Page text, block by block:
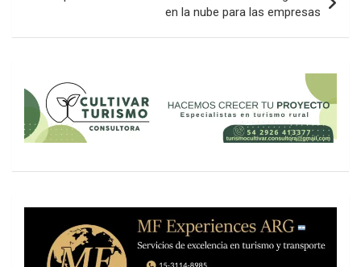
en la nube para las empresas